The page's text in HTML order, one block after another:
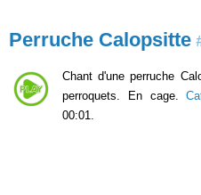
Perruche Calopsitte
Chant d'une perruche
perroquets. En cage.
00:01.